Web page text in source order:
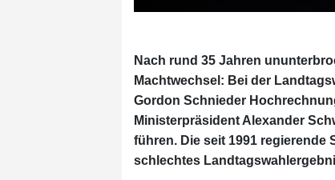
Nach rund 35 Jahren
Machtwechsel: Bei der
Gordon Schnieder
Ministerpräsident Alexander
führen. Die seit 1991
schlechtes